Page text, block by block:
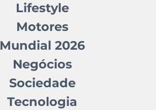
Lifestyle
Motores
Mundial 2026
Negócios
Sociedade
Tecnologia